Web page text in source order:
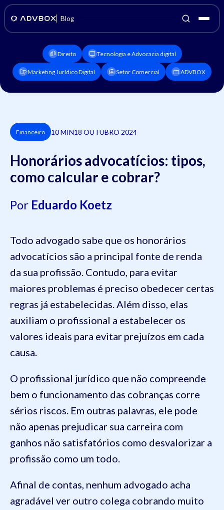
Blog
Direito Tecnologia e Advocacia digital
Marketing Jurídico Digital Setor Comercial ADVBOX
Financeiro 10 MIN18 OUTUBRO 2024
Honorários advocatícios: tipos,
como calcular e cobrar?
Por Eduardo Koetz
Todo advogado sabe que os honorários
advocatícios são a principal fonte de renda
da sua profissão. Contudo, para evitar
maiores problemas é preciso obedecer certas
regras já estabelecidas. Além disso, elas
auxiliam o profissional a estabelecer os
valores ideais para evitar prejuízos em cada
causa.
O profissional jurídico que não compreende
bem o funcionamento das cobranças corre
sérios riscos. Em outras palavras, ele pode
não apenas prejudicar sua carreira com
ganhos não satisfatórios como desvalorizar a
profissão como um todo.
Afinal de contas, nenhum advogado acha
agradável ver outro colega cobrando muito